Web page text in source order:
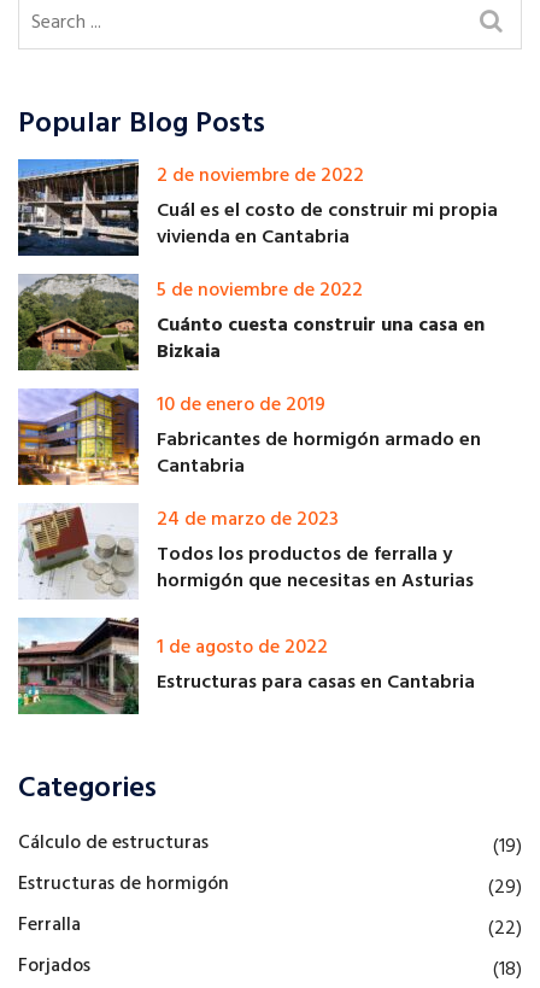
Popular Blog Posts
2 de noviembre de 2022
Cuál es el costo de construir mi propia
vivienda en Cantabria
5 de noviembre de 2022
Cuánto cuesta construir una casa en
Bizkaia
10 de enero de 2019
Fabricantes de hormigón armado en
Cantabria
24 de marzo de 2023
Todos los productos de ferralla y
hormigón que necesitas en Asturias
1 de agosto de 2022
Estructuras para casas en Cantabria
Categories
Cálculo de estructuras
(19)
Estructuras de hormigón
(29)
Ferralla
(22)
Forjados
(18)